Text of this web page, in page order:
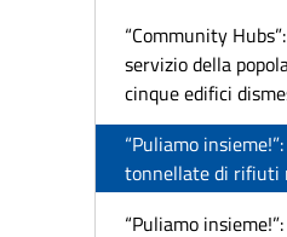
“Community
servizio della
cinque edifici
“Puliamo
tonnellate di rifiuti
“Puliamo